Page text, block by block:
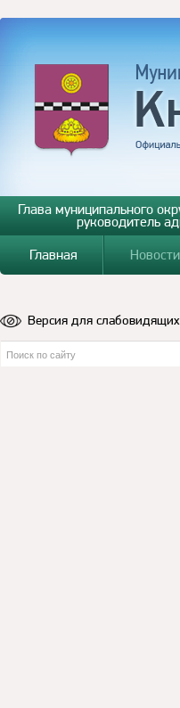
Глава муниципального
руководитель
Главная
Новости
Версия для слабовидящих